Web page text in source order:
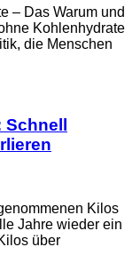
– Das Warum und
Kohlenhydrate
die Menschen
Schnell
Kilos
Jahre wieder ein
über